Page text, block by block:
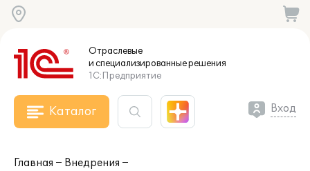
Отраслевые
и специализированныерешения
1С:Предприятие
Каталог Вход
Главная
Внедрения